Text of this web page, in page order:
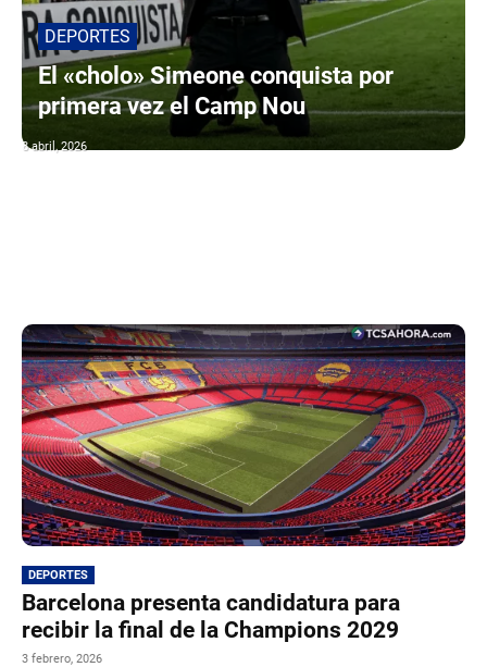
DEPORTES
El «cholo» Simeone conquista por
primera vez el Camp Nou
8 abril, 2026
DEPORTES
Barcelona presenta candidatura para
recibir la final de la Champions 2029
3 febrero, 2026